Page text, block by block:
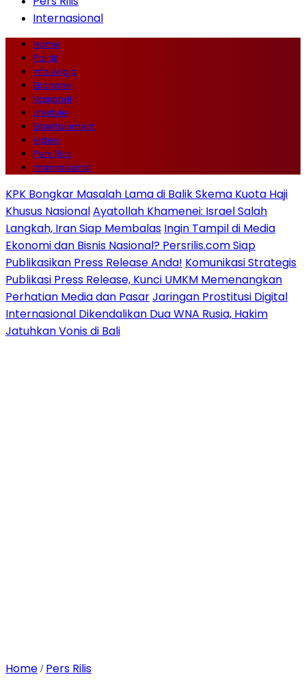
Internasional
Home
Politik
Info Jogja
Ekonomi
Nasional
Lifestyle
Entertainment
Video
Pers Rilis
Internasional
KPK Bongkar Masalah Lama di Balik Skema Kuota Haji
Khusus NasionalAyatollah Khamenei: Israel Salah
Langkah, Iran Siap Membalas Ingin Tampil di Media
Ekonomi dan Bisnis Nasional? Persrilis.com Siap
Publikasikan Press Release Anda! Komunikasi Strategis
Publikasi Press Release, Kunci UMKM Memenangkan
Perhatian Media dan PasarJaringan Prostitusi Digital
Internasional Dikendalikan Dua WNA Rusia, Hakim
Jatuhkan Vonis di Bali
Home / Pers Rilis